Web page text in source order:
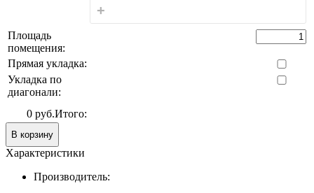
+
Площадь
помещения:
Прямая укладка:
Укладка по
диагонали:
Итого:
0 руб.
В корзину
Характеристики
Производитель: